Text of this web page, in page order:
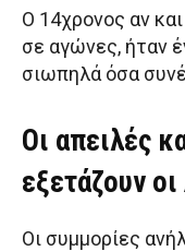
Ο 14χρονος αν
σε αγώνες, ήταν
σιωπηλά όσα
Οι απειλές
εξετάζουν
Οι συμμορίες